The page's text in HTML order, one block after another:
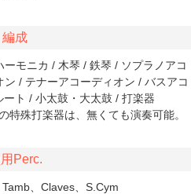
編成
モニカ / 木琴 / 鉄琴 / ソプラノアコ
/ テナーアコーディオン / バスアコ
ト / 小太鼓・大太鼓 / 打楽器
殊打楽器は、無くても演奏可能。
Perc.
、Claves、S.Cym